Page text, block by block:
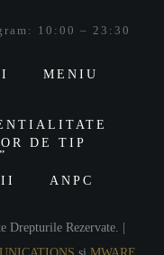
10:00 – 23:30
MENIU
DE TIP
ANPC
Rezervate. |